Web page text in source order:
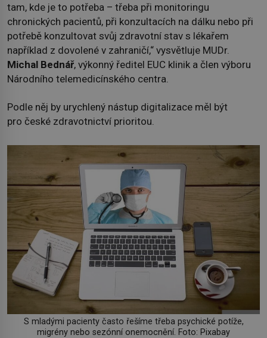
tam, kde je to potřeba – třeba při monitoringu
chronických pacientů, při konzultacích na dálku nebo při
potřebě konzultovat svůj zdravotní stav s lékařem
například z dovolené v zahraničí,“ vysvětluje MUDr.
Michal Bednář, výkonný ředitel EUC klinik a člen výboru
Národního telemedicínského centra.
Podle něj by urychlený nástup digitalizace měl být
pro české zdravotnictví prioritou.
S mladými pacienty často řešíme třeba psychické potíže,
migrény nebo sezónní onemocnění. Foto: Pixabay